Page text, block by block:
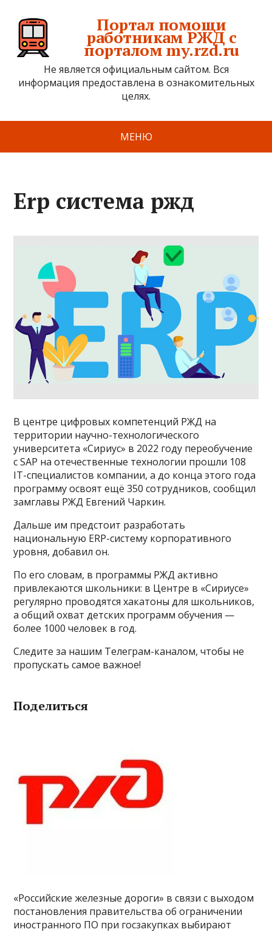
Портал помощи
работникам РЖД с
порталом my.rzd.ru
Не является официальным сайтом. Вся
информация предоставлена в ознакомительных
целях.
МЕНЮ
Erp система ржд
В центре цифровых компетенций РЖД на
территории научно-технологического
университета «Сириус» в 2022 году переобучение
с SAP на отечественные технологии прошли 108
IT-специалистов компании, а до конца этого года
программу освоят ещё 350 сотрудников, сообщил
замглавы РЖД Евгений Чаркин.
Дальше им предстоит разработать
национальную ERP-систему корпоративного
уровня, добавил он.
По его словам, в программы РЖД активно
привлекаются школьники: в Центре в «Сириусе»
регулярно проводятся хакатоны для школьников,
а общий охват детских программ обучения —
более 1000 человек в год.
Следите за нашим Телеграм-каналом, чтобы не
пропускать самое важное!
Поделиться
«Российские железные дороги» в связи с выходом
постановления правительства об ограничении
иностранного ПО при госзакупках выбирают